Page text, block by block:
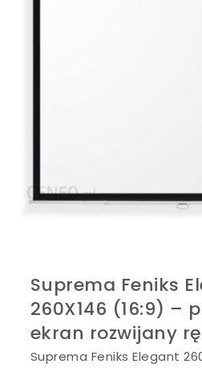
Suprema Feniks
260X146 (16:9) –
ekran rozwijany
Suprema Feniks Elegant